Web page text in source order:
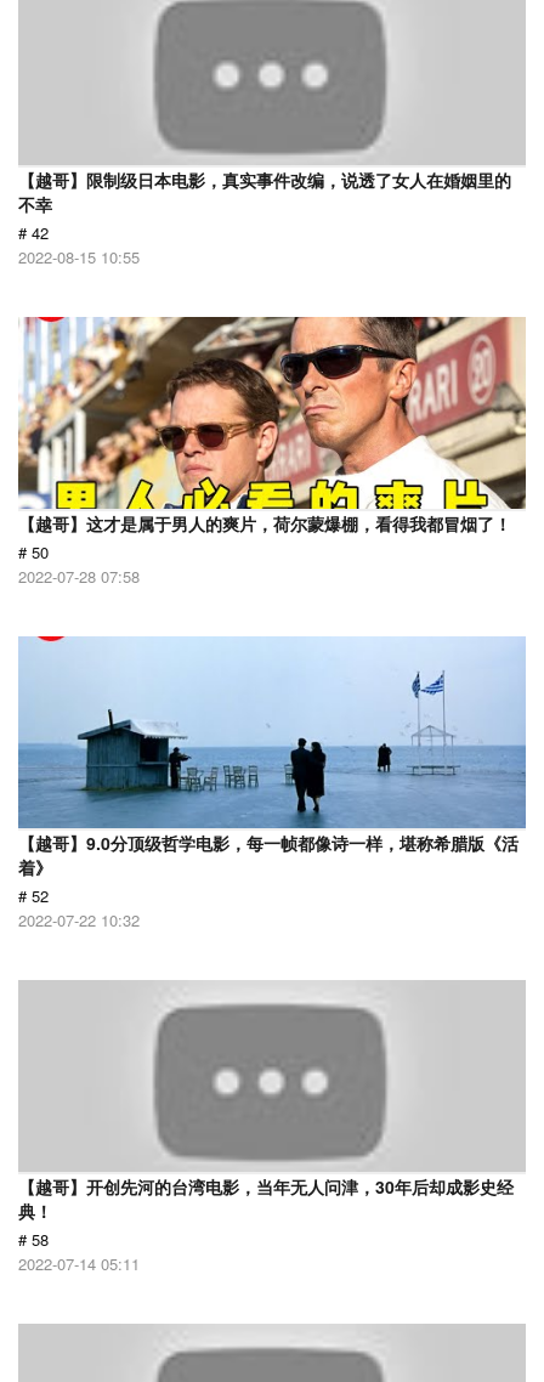
【越哥】限制级日本电影，真实事件改编，说透了女人在婚姻里的
不幸
# 42
2022-08-15 10:55
【越哥】这才是属于男人的爽片，荷尔蒙爆棚，看得我都冒烟了！
# 50
2022-07-28 07:58
【越哥】9.0分顶级哲学电影，每一帧都像诗一样，堪称希腊版《活
着》
# 52
2022-07-22 10:32
【越哥】开创先河的台湾电影，当年无人问津，30年后却成影史经
典！
# 58
2022-07-14 05:11